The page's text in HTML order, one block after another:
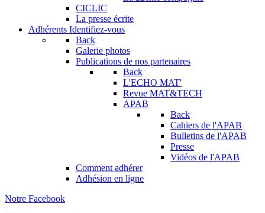
CICLIC
La presse écrite
Adhérents Identifiez-vous
Back
Galerie photos
Publications de nos partenaires
Back
L'ECHO MAT'
Revue MAT&TECH
APAB
Back
Cahiers de l'APAB
Bulletins de l'APAB
Presse
Vidéos de l'APAB
Comment adhérer
Adhésion en ligne
Notre Facebook